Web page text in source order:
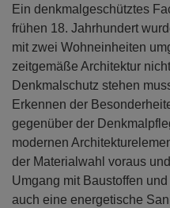
Ein denkmalgeschütztes
frühen 18. Jahrhundert
mit zwei Wohneinheiten
zeitgemäße Architektur
Denkmalschutz stehen
Erkennen der
gegenüber der
modernen
der Materialwahl voraus
Umgang mit Baustoffen
auch eine energetische